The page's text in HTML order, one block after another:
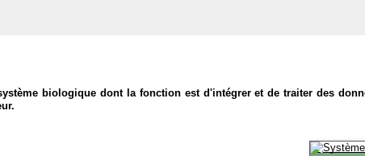
biologique dont la fonction est d'intégrer et de traiter des